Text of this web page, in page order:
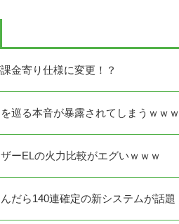
金寄り仕様に変更！？
巡る本音が暴露されてしまうｗｗｗ
ーELの火力比較がエグいｗｗｗ
だら140連確定の新システムが話題